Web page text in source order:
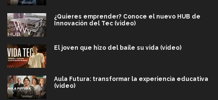
¿Quieres emprender? Conoce el nuevo HUB de
Innovación del Tec (video)
El joven que hizo del baile su vida (video)
Aula Futura: transformar la experiencia educativa
(video)